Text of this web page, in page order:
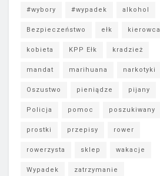
#wybory #wypadek alkohol
Bezpieczeństwo ełk kierowca
kobieta KPP Ełk kradzież
mandat marihuana narkotyki
Oszustwo pieniądze pijany
Policja pomoc poszukiwany
prostki przepisy rower
rowerzysta sklep wakacje
Wypadek zatrzymanie